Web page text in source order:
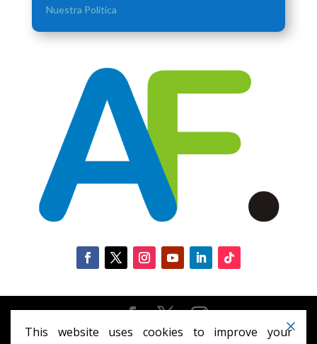
Nuestra Política
Diseñado por Elegant Themes | Desarrollado por
This website uses cookies to improve your